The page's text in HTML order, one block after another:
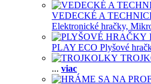
VEDECKÉ A
Elektronické hračky,
PLAY ECO Plyšové
... viac